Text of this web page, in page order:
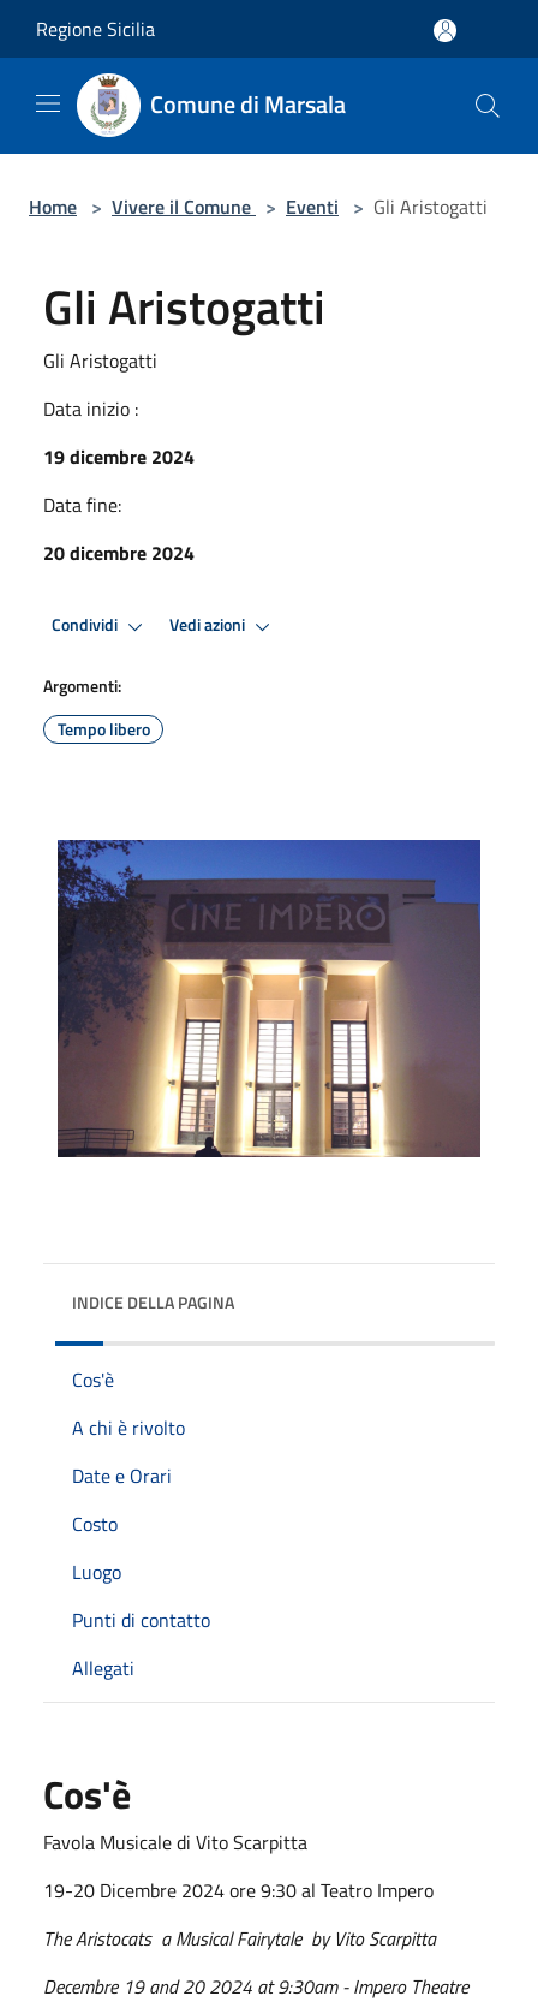
Regione Sicilia
Comune di Marsala
Home > Vivere il Comune > Eventi > Gli Aristogatti
Gli Aristogatti
Gli Aristogatti
Data inizio :
19 dicembre 2024
Data fine:
20 dicembre 2024
Condividi Vedi azioni
Argomenti:
Tempo libero
INDICE DELLA PAGINA
Cos'è
A chi è rivolto
Date e Orari
Costo
Luogo
Punti di contatto
Allegati
Cos'è
Favola Musicale di Vito Scarpitta
19-20 Dicembre 2024 ore 9:30 al Teatro Impero
The Aristocats a Musical Fairytale by Vito Scarpitta
Decembre 19 and 20 2024 at 9:30am - Impero Theatre